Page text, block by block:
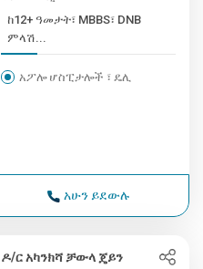
ከ12+ ዓመታት፣ MBBS፣ DNB
ምላሽ...
አፖሎ ሆስፒታሎች ፣ ዴሊ
አሁን ይደውሉ
ዶ/ር አካንክሻ ቻውላ ጄይን